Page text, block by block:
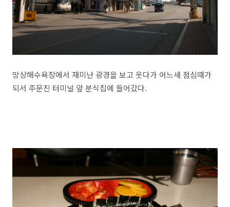
망상해수욕장에서 재미난 광경을 보고 웃다가 어느새 점심때가
되서 주문진 터미널 앞 분식집에 들어갔다.